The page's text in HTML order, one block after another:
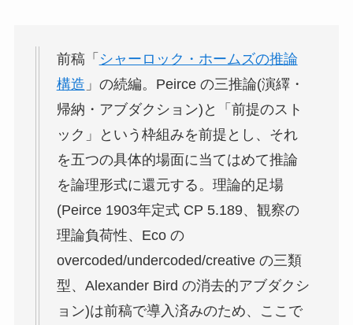
前稿「 シャーロック・ホームズの推論
構造 」の続編。Peirce の三推論(演繹・
帰納・アブダクション)と「前提のスト
ック」という枠組みを前提とし、それ
を五つの具体的場面に当てはめて推論
を論理形式に還元する。理論的足場
(Peirce 1903年定式 CP 5.189、観察の
理論負荷性、Eco の
overcoded/undercoded/creative の三類
型、Alexander Bird の消去的アブダクシ
ョン)は前稿で導入済みのため、ここで